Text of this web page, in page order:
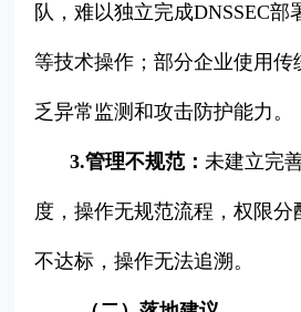
队，难以独立完成DNSSEC部
等技术操作；部分企业使用传
乏异常监测和攻击防护能力。
3.管理不规范：未建立完
度，操作无规范流程，权限
不达标，操作无法追溯。